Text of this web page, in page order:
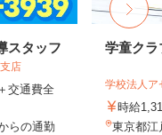
スタッフ
店
交通費全
らの通勤
学童クラ
学校法人
時給
東京都江